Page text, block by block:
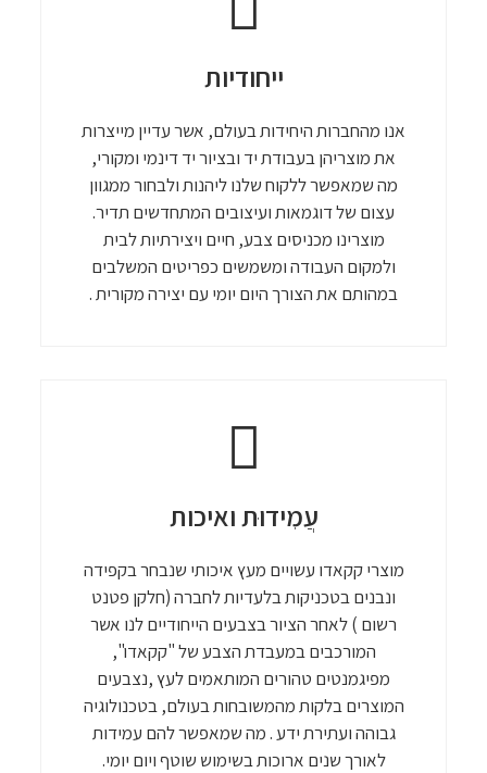
ייחודיות
אנו מהחברות היחידות בעולם, אשר עדיין מייצרות
את מוצריהן בעבודת יד ובציור יד דינמי ומקורי,
מה שמאפשר ללקוח שלנו ליהנות ולבחור ממגוון
עצום של דוגמאות ועיצובים המתחדשים תדיר.
מוצרינו מכניסים צבע, חיים ויצירתיות לבית
ולמקום העבודה ומשמשים כפריטים המשלבים
במהותם את הצורך היום יומי עם יצירה מקורית .
עֲמִידוּת ואיכות
מוצרי קקאדו עשויים מעץ איכותי שנבחר בקפידה
ונבנים בטכניקות בלעדיות לחברה (חלקן פטנט
רשום ) לאחר הציור בצבעים הייחודיים לנו אשר
המורכבים במעבדת הצבע של "קקאדו",
מפיגמנטים טהורים המותאמים לעץ ,נצבעים
המוצרים בלקות מהמשובחות בעולם, בטכנולוגיה
גבוהה ועתירת ידע . מה שמאפשר להם עמידות
לאורך שנים ארוכות בשימוש שוטף ויום יומי.